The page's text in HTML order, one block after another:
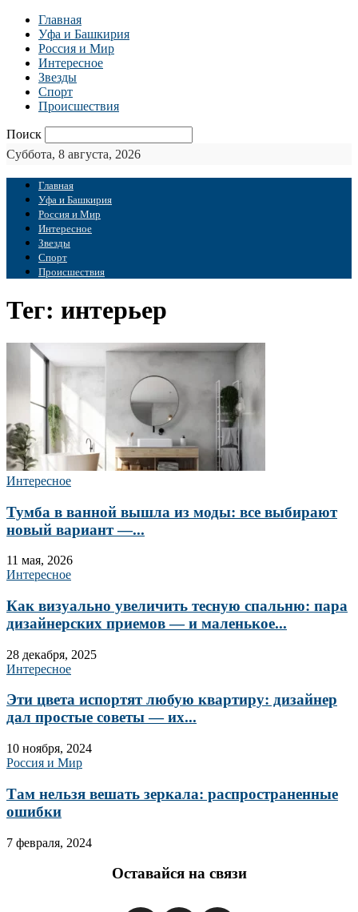
Главная
Уфа и Башкирия
Россия и Мир
Интересное
Звезды
Спорт
Происшествия
Поиск
Суббота, 8 августа, 2026
Главная
Уфа и Башкирия
Россия и Мир
Интересное
Звезды
Спорт
Происшествия
Тег: интерьер
Интересное
Тумба в ванной вышла из моды: все выбирают
новый вариант —...
11 мая, 2026
Интересное
Как визуально увеличить тесную спальню: пара
дизайнерских приемов — и маленькое...
28 декабря, 2025
Интересное
Эти цвета испортят любую квартиру: дизайнер
дал простые советы — их...
10 ноября, 2024
Россия и Мир
Там нельзя вешать зеркала: распространенные
ошибки
7 февраля, 2024
Оставайся на связи